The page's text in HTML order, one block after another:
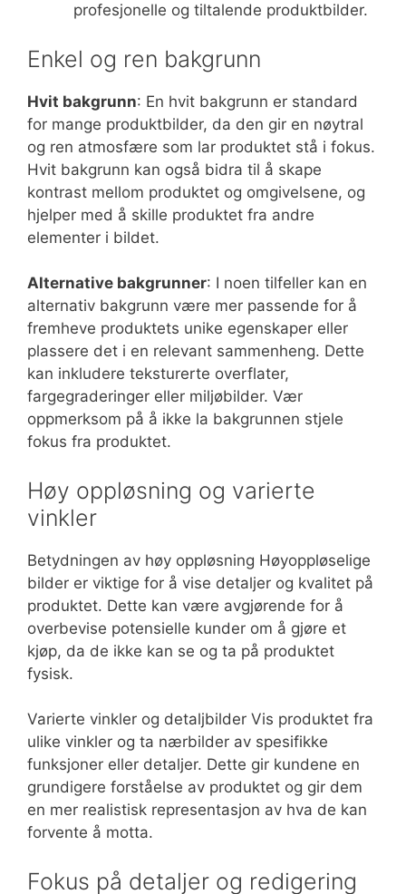
profesjonelle og tiltalende produktbilder.
Enkel og ren bakgrunn
Hvit bakgrunn: En hvit bakgrunn er standard
for mange produktbilder, da den gir en nøytral
og ren atmosfære som lar produktet stå i fokus.
Hvit bakgrunn kan også bidra til å skape
kontrast mellom produktet og omgivelsene, og
hjelper med å skille produktet fra andre
elementer i bildet.
Alternative bakgrunner: I noen tilfeller kan en
alternativ bakgrunn være mer passende for å
fremheve produktets unike egenskaper eller
plassere det i en relevant sammenheng. Dette
kan inkludere teksturerte overflater,
fargegraderinger eller miljøbilder. Vær
oppmerksom på å ikke la bakgrunnen stjele
fokus fra produktet.
Høy oppløsning og varierte
vinkler
Betydningen av høy oppløsning Høyoppløselige
bilder er viktige for å vise detaljer og kvalitet på
produktet. Dette kan være avgjørende for å
overbevise potensielle kunder om å gjøre et
kjøp, da de ikke kan se og ta på produktet
fysisk.
Varierte vinkler og detaljbilder Vis produktet fra
ulike vinkler og ta nærbilder av spesifikke
funksjoner eller detaljer. Dette gir kundene en
grundigere forståelse av produktet og gir dem
en mer realistisk representasjon av hva de kan
forvente å motta.
Fokus på detaljer og redigering